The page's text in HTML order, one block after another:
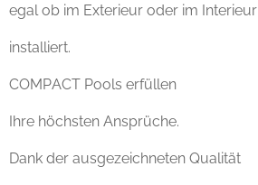
egal ob im Exterieur oder im Interieur
installiert.
COMPACT Pools erfüllen
Ihre höchsten Ansprüche.
Dank der ausgezeichneten Qualität